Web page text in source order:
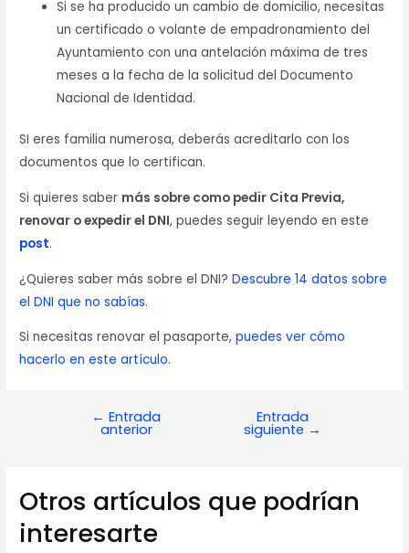
Si se ha producido un cambio de domicilio, necesitas
un certificado o volante de empadronamiento del
Ayuntamiento con una antelación máxima de tres
meses a la fecha de la solicitud del Documento
Nacional de Identidad.
SI eres familia numerosa, deberás acreditarlo con los
documentos que lo certifican.
Si quieres saber más sobre como pedir Cita Previa,
renovar o expedir el DNI, puedes seguir leyendo en este
post.
¿Quieres saber más sobre el DNI?Descubre 14 datos sobre
el DNI que no sabías.
Si necesitas renovar el pasaporte,puedes ver cómo
hacerlo en este artículo.
Navegación
← Entrada
anterior
Entrada
siguiente →
Otros artículos que podrían
interesarte